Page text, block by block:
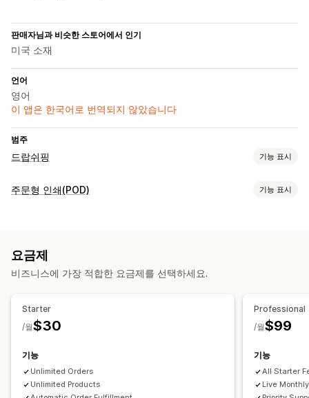
판매자님과 비슷한 스토어에서 인기
미국 소재
언어
영어
이 앱은 한국어로 번역되지 않았습니다
범주
드랍쉬핑 기능 표시
판매할 수 있는 제품
미국
주문형 인쇄(POD) 기능 표시
개인 맞춤 설정
요금제
비즈니스에 가장 적합한 요금제를 선택하세요.
Starter
$30
/월
기능
Unlimited Orders
Unlimited Products
Professional
$99
/월
기능
All Starter
Live